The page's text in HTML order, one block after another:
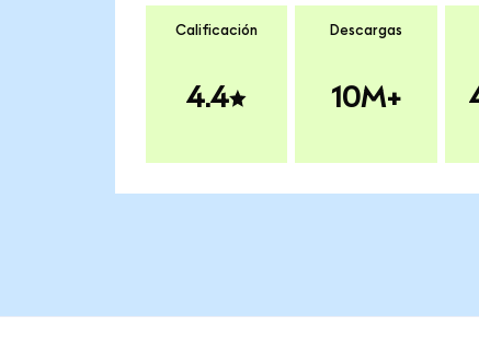
Calificación
4.4
Descargas
10M+